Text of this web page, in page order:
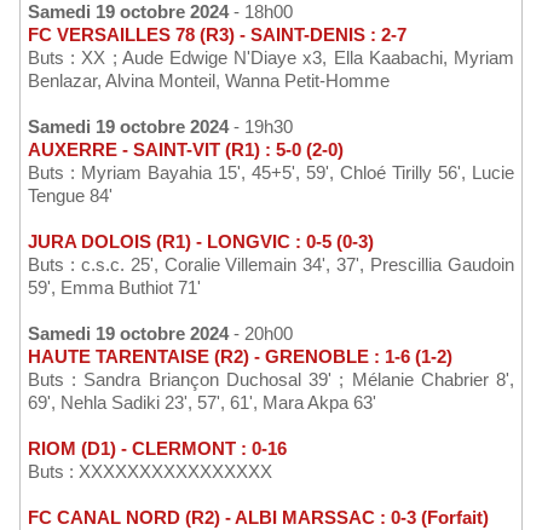
Samedi 19 octobre 2024- 18h00
FC VERSAILLES 78 (R3) - SAINT-DENIS : 2-7
Buts : XX ; Aude Edwige N'Diaye x3, Ella Kaabachi, Myriam
Benlazar, Alvina Monteil, Wanna Petit-Homme
Samedi 19 octobre 2024- 19h30
AUXERRE - SAINT-VIT (R1) : 5-0 (2-0)
Buts : Myriam Bayahia 15', 45+5', 59', Chloé Tirilly 56', Lucie
Tengue 84'
JURA DOLOIS (R1) - LONGVIC : 0-5 (0-3)
Buts : c.s.c. 25', Coralie Villemain 34', 37', Prescillia Gaudoin
59', Emma Buthiot 71'
Samedi 19 octobre 2024- 20h00
HAUTE TARENTAISE (R2) - GRENOBLE : 1-6 (1-2)
Buts : Sandra Briançon Duchosal 39' ; Mélanie Chabrier 8',
69', Nehla Sadiki 23', 57', 61', Mara Akpa 63'
RIOM (D1) - CLERMONT : 0-16
Buts : XXXXXXXXXXXXXXXX
FC CANAL NORD (R2) - ALBI MARSSAC : 0-3 (Forfait)